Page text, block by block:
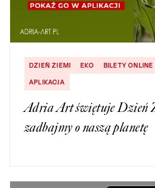
DZIEŃ ZIEMI EKO BILETY ONLINE
APLIKACJA
Adria Art świętuje Dzień
zadbajmy o naszą planetę